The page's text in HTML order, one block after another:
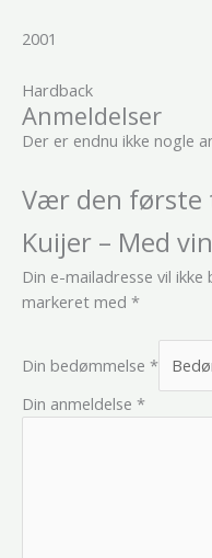
2001
Hardback
Anmeldelser
Der er endnu ikke nogle
Vær den første
Kuijer – Med
Din e-mailadresse vil ikke
markeret med *
Din bedømmelse *
Din anmeldelse *